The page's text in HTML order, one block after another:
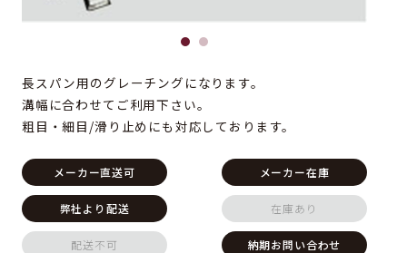
長スパン用のグレーチングになります。
溝幅に合わせてご利用下さい。
粗目・細目/滑り止めにも対応しております。
メーカー直送可 メーカー在庫
弊社より配送 在庫あり
配送不可 納期お問い合わせ